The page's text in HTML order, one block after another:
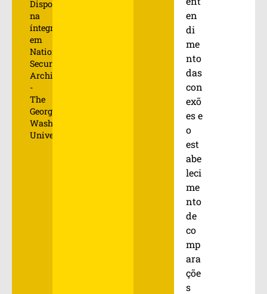
Disponível
na
íntegra
em
National
Security
Archive
-
The
George
Washington
University.
en
di
me
nto
das
con
exõ
es e
o
est
abe
leci
me
nto
de
co
mp
ara
çõe
s